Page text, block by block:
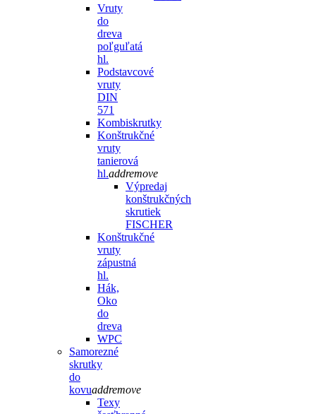
Vruty
do
dreva
poľguľatá
hl.
Podstavcové
vruty
DIN
571
Kombiskrutky
Konštrukčné
vruty
tanierová
hl.addremove
Výpredaj
konštrukčných
skrutiek
FISCHER
Konštrukčné
vruty
zápustná
hl.
Hák,
Oko
do
dreva
WPC
Samorezné
skrutky
do
kovuaddremove
Texy